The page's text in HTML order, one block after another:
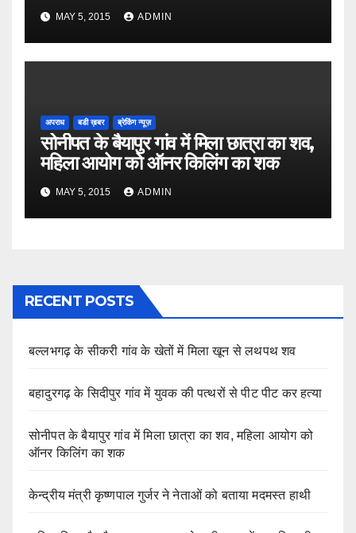
MAY 5, 2015 ADMIN
अपराध बडी ख़बर ब्रेकिंग न्यूज़
सोनीपत के बैयापुर गांव में मिला छात्रा का शव,
महिला आयोग को ऑनर किलिंग का शक
MAY 5, 2015 ADMIN
RECENT POSTS
बल्लभगढ़ के सीकरी गांव के खेतों में मिला खून से लथपथ शव
बहादुरगढ़ के सिदीपुर गांव में युवक की पत्थरों से पीट पीट कर हत्या
सोनीपत के बैयापुर गांव में मिला छात्रा का शव, महिला आयोग को
ऑनर किलिंग का शक
केन्द्रीय मंत्री कृष्णपाल गुर्जर ने नेताओं को बताया मदमस्त हाथी